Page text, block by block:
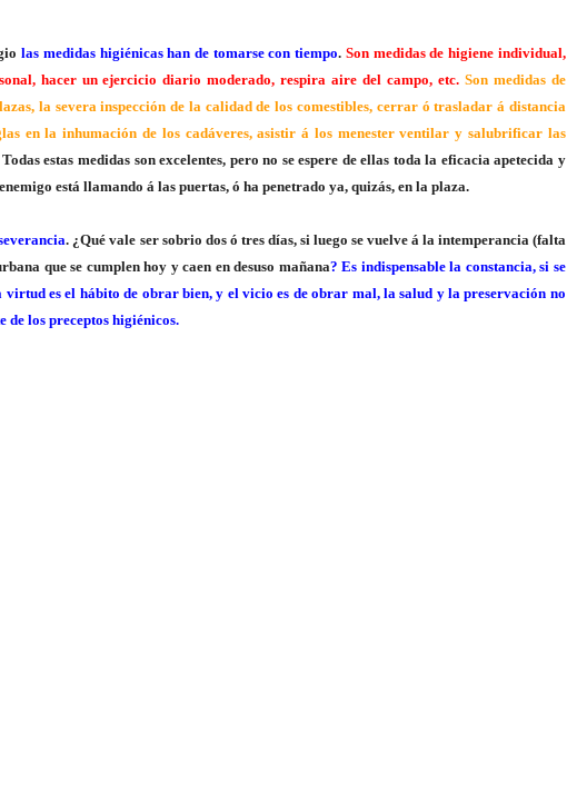
las medidas higiénicas han de tomarse con tiempo. Son medidas de higiene individual,
hacer un ejercicio diario moderado, respira aire del campo, etc. Son medidas de
la severa inspección de la calidad de los comestibles, cerrar ó trasladar á distancia
en la inhumación de los cadáveres, asistir á los menester ventilar y salubrificar las
Todas estas medidas son excelentes, pero no se espere de ellas toda la eficacia apetecida y
está llamando á las puertas, ó ha penetrado ya, quizás, en la plaza.
. ¿Qué vale ser sobrio dos ó tres días, si luego se vuelve á la intemperancia (falta
que se cumplen hoy y caen en desuso mañana? Es indispensable la constancia, si se
es el hábito de obrar bien, y el vicio es de obrar mal, la salud y la preservación no
de los preceptos higiénicos.